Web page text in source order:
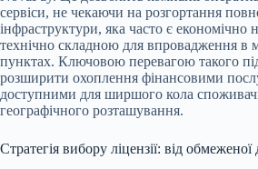
сервіси, не чекаючи на розгортання
інфраструктури, яка часто є економічно
технічно складною для впровадження в
пунктах. Ключовою перевагою такого
розширити охоплення фінансовими
доступними для ширшого кола
географічного розташування.
Стратегія вибору ліцензії: від обмеженої